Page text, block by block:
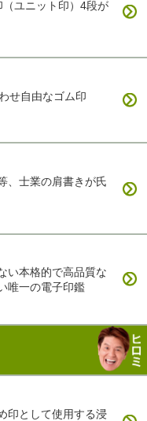
ユニット印）4段が
せ自由なゴム印
、士業の肩書きが氏
い本格的で高品質な
唯一の電子印鑑
印として使用する浸